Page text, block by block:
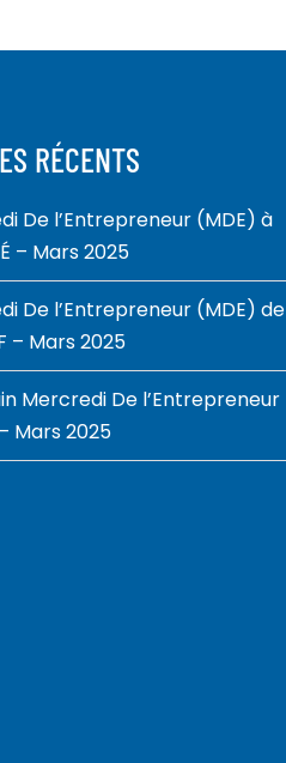
RÉCENTS
De l’Entrepreneur (MDE) à
– Mars 2025
De l’Entrepreneur (MDE) de
– Mars 2025
Mercredi De l’Entrepreneur
Mars 2025